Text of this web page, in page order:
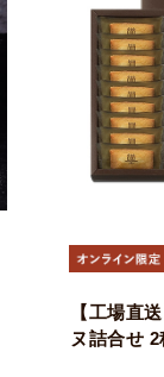
【工場直
ヌ詰合せ 2